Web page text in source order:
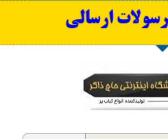
ارسالی